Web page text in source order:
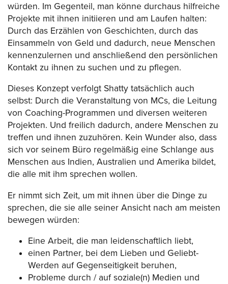
würden. Im Gegenteil, man könne durchaus hilfreiche
Projekte mit ihnen initiieren und am Laufen halten:
Durch das Erzählen von Geschichten, durch das
Einsammeln von Geld und dadurch, neue Menschen
kennenzulernen und anschließend den persönlichen
Kontakt zu ihnen zu suchen und zu pflegen.
Dieses Konzept verfolgt Shatty tatsächlich auch
selbst: Durch die Veranstaltung von MCs, die Leitung
von Coaching-Programmen und diversen weiteren
Projekten. Und freilich dadurch, andere Menschen zu
treffen und ihnen zuzuhören. Kein Wunder also, dass
sich vor seinem Büro regelmäßig eine Schlange aus
Menschen aus Indien, Australien und Amerika bildet,
die alle mit ihm sprechen wollen.
Er nimmt sich Zeit, um mit ihnen über die Dinge zu
sprechen, die sie alle seiner Ansicht nach am meisten
bewegen würden:
Eine Arbeit, die man leidenschaftlich liebt,
einen Partner, bei dem Lieben und Geliebt-
Werden auf Gegenseitigkeit beruhen,
Probleme durch / auf soziale(n) Medien und